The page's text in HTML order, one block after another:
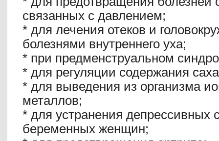
связанных с давлением;
* для лечения отеков и
болезнями внутреннего уха;
* при предменструальном
* для регуляции содержания
* для выведения из организма
металлов;
* для устранения депрессивных
беременных женщин;